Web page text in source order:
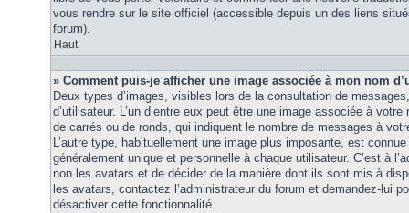
vous rendre sur le site officiel (accessible depuis un des liens
forum).
Haut
» Comment puis-je afficher une image associée à mon nom
Deux types d’images, visibles lors de la consultation de
d’utilisateur. L’un d’entre eux peut être une image associée à
de carrés ou de ronds, qui indiquent le nombre de messages à
L’autre type, habituellement une image plus imposante, est
généralement unique et personnelle à chaque utilisateur. C’est à
non les avatars et de décider de la manière dont ils sont mis à
les avatars, contactez l’administrateur du forum et demandez-lui
désactiver cette fonctionnalité.